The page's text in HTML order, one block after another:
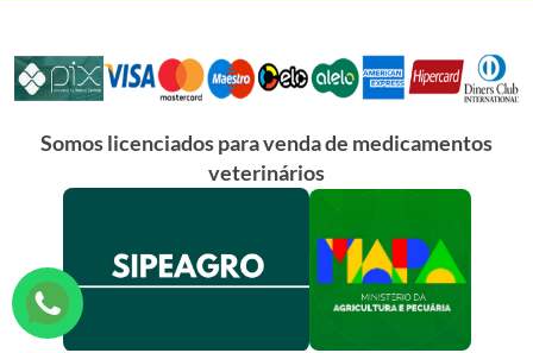
Somos licenciados para venda de medicamentos
veterinários